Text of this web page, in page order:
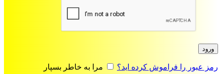
ورود
رمز عبور را فراموش کرده اید؟
مرا به خاطر بسپار